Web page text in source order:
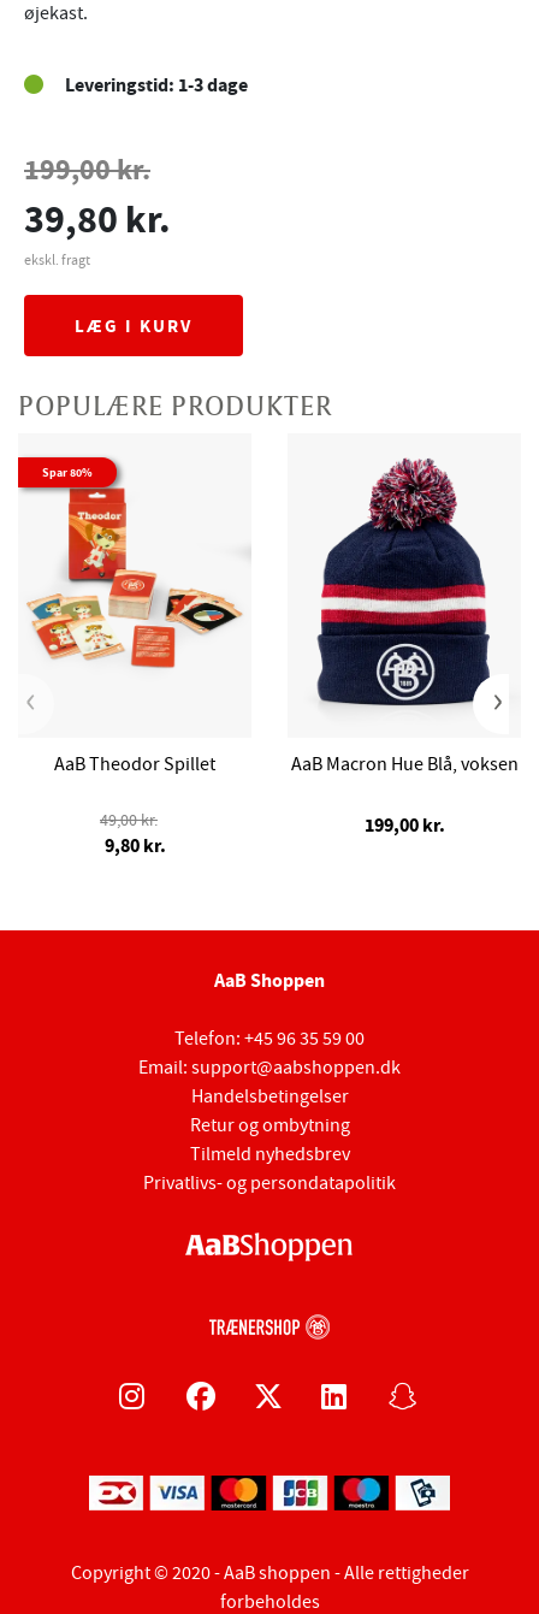
øjekast.
Leveringstid: 1-3 dage
199,00 kr.
39,80 kr.
ekskl. fragt
LÆG I KURV
POPULÆRE PRODUKTER
Spar 80%
AaB Theodor Spillet
49,00 kr.
9,80 kr.
AaB Macron Hue Blå, voksen
199,00 kr.
‹ ›
AaB Shoppen
Telefon: +45 96 35 59 00
Email: support@aabshoppen.dk
Handelsbetingelser
Retur og ombytning
Tilmeld nyhedsbrev
Privatlivs- og persondatapolitik
Copyright © 2020 - AaB shoppen - Alle rettigheder
forbeholdes